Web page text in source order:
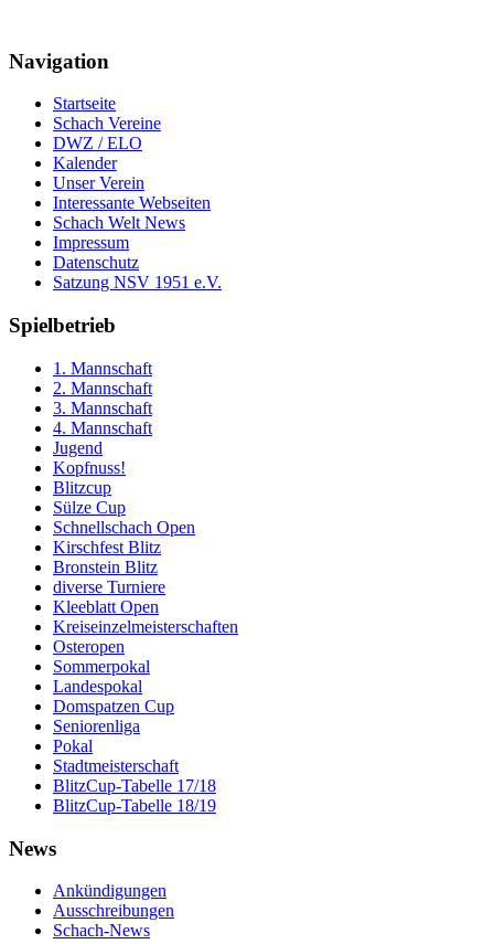
Navigation
Startseite
Schach Vereine
DWZ / ELO
Kalender
Unser Verein
Interessante Webseiten
Schach Welt News
Impressum
Datenschutz
Satzung NSV 1951 e.V.
Spielbetrieb
1. Mannschaft
2. Mannschaft
3. Mannschaft
4. Mannschaft
Jugend
Kopfnuss!
Blitzcup
Sülze Cup
Schnellschach Open
Kirschfest Blitz
Bronstein Blitz
diverse Turniere
Kleeblatt Open
Kreiseinzelmeisterschaften
Osteropen
Sommerpokal
Landespokal
Domspatzen Cup
Seniorenliga
Pokal
Stadtmeisterschaft
BlitzCup-Tabelle 17/18
BlitzCup-Tabelle 18/19
News
Ankündigungen
Ausschreibungen
Schach-News